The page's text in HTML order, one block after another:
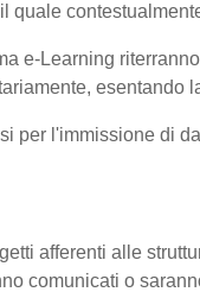
quale
e-Learning
per l'immissione di
afferenti alle
comunicati o